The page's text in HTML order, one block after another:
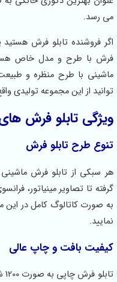
می رسد.
اگر فروشنده تابلو فرش
فرش با طرح و مدل خاص
ماشینی با طرح منظره و
توانید از این مجموعه تولیدی
ویژگی تابلو فرش
تنوع طرح تابلو فرش
هر سبکی از تابلو فرش
گرفته تا تصاویر مینیاتور،
به صورت کاتالوگ کامل در این
نمایید.
کیفیت بافت و چاپ عالی